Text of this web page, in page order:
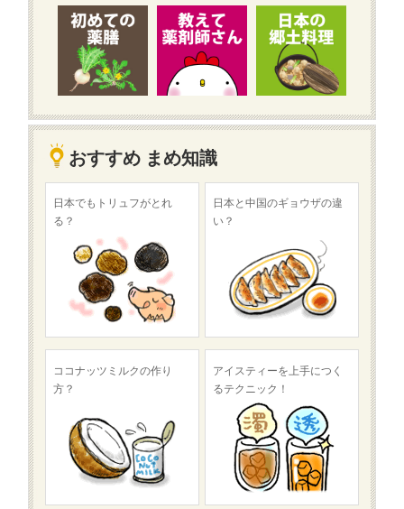
おすすめ まめ知識
日本でもトリュフがとれ
る？
日本と中国のギョウザの違
い？
ココナッツミルクの作り
方？
アイスティーを上手につく
るテクニック！